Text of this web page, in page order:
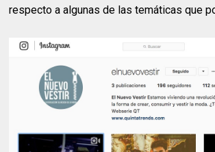
respecto a algunas de las temáticas que